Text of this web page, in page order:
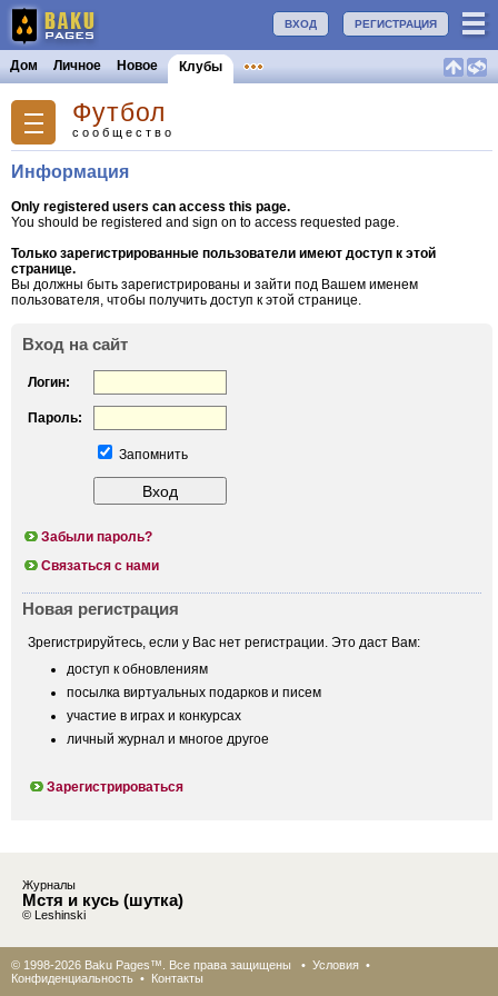
РЕГИСТРАЦИЯ
ВХОД
Дом Личное Новое Клубы
Футбол
сообщество
Информация
Only registered users can access this page.
You should be registered and sign on to access requested page.
Только зарегистрированные пользователи имеют доступ к этой
странице.
Вы должны быть зарегистрированы и зайти под Вашем именем
пользователя, чтобы получить доступ к этой странице.
Вход на сайт
Логин:
Пароль:
Запомнить
Забыли пароль?
Связаться с нами
Новая регистрация
Зрегистрируйтесь, если у Вас нет регистрации. Это даст Вам:
доступ к обновлениям
посылка виртуальных подарков и писем
участие в играх и конкурсах
личный журнал и многое другое
Зарегистрироваться
Журналы
Мстя и кусь (шутка)
© Leshinski
© 1998-2026 Baku Pages™. Все права защищены • Условия •
Конфиденциальность • Контакты